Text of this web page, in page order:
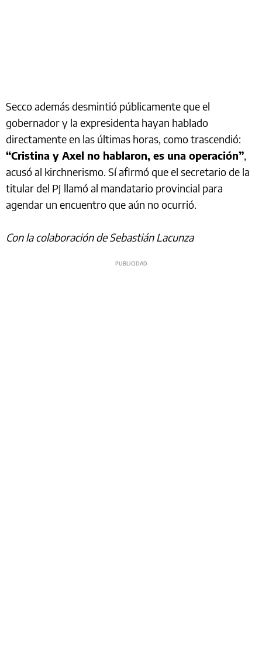
Secco además desmintió públicamente que el
gobernador y la expresidenta hayan hablado
directamente en las últimas horas, como trascendió:
“Cristina y Axel no hablaron, es una operación”,
acusó al kirchnerismo. Sí afirmó que el secretario de la
titular del PJ llamó al mandatario provincial para
agendar un encuentro que aún no ocurrió.
Con la colaboración de Sebastián Lacunza